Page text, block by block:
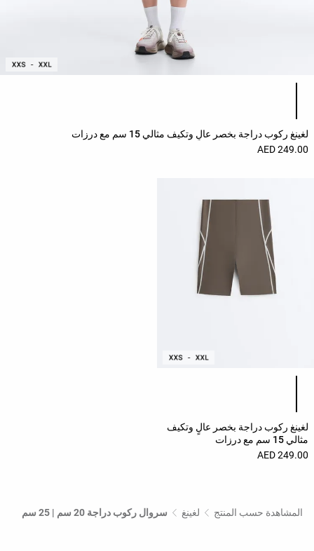
لغينغ ركوب دراجة بخصر عالٍ وتكيف مثالي 15 سم مع درزات
249.00 AED
لغينغ ركوب دراجة بخصر عالٍ وتكيف
مثالي 15 سم مع درزات
249.00 AED
المشاهدة حسب المنتج لغينغ سروال ركوب دراجة 20 سم | 25 سم